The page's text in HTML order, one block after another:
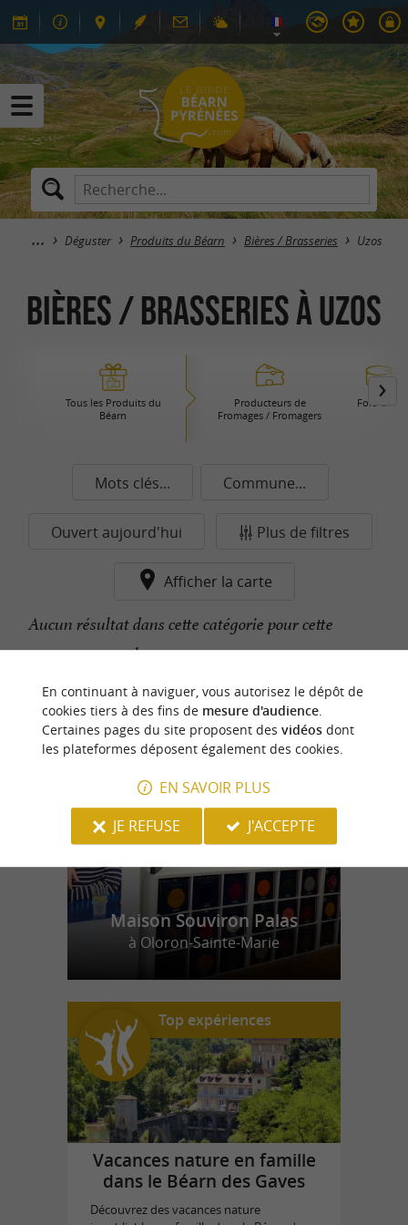
Déguster Produits du Béarn Bières / Brasseries Uzos
Bières / Brasseries à Uzos
Tous les Produits du
Béarn
Producteurs de
Fromages / Fromagers
Foie Gras
Mots clés... Commune...
Ouvert aujourd'hui Plus de filtres
Afficher la carte
Aucun résultat dans cette catégorie pour cette
commune pour le moment...
n
o
t
r
e
c
o
u
p
d
e
c
o
e
u
r
Maison Souviron Palas
à Oloron-Sainte-Marie
Top expériences
Vacances nature en famille
dans le Béarn des Gaves
Découvrez des vacances nature
En continuant à naviguer, vous autorisez le dépôt de
cookies tiers à des fins de mesure d'audience.
Certaines pages du site proposent des vidéosdont
les plateformes déposent également des cookies.
EN SAVOIR PLUS
JE REFUSE
J'ACCEPTE